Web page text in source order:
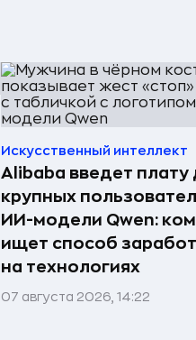
Искусственный интеллект
Alibaba введет плату
крупных
ИИ-модели Qwen:
ищет способ
на технологиях
07 августа 2026, 14:22